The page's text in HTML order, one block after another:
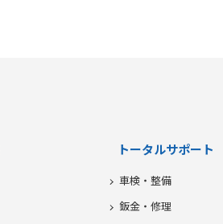
トータルサポート
車検・整備
鈑金・修理